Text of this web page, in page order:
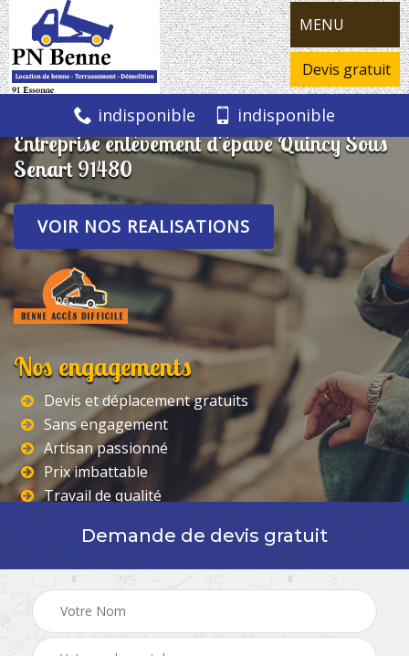
MENU
Devis gratuit
indisponible indisponible
Entreprise enlèvement d'épave Quincy Sous
Senart 91480
VOIR NOS REALISATIONS
Nos engagements
Devis et déplacement gratuits
Sans engagement
Artisan passionné
Prix imbattable
Travail de qualité
Demande de devis gratuit